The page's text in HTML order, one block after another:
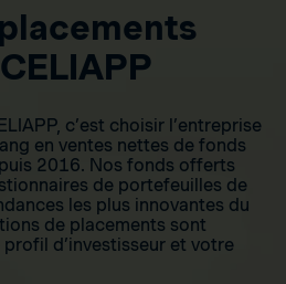
c’est choisir l’entreprise
en ventes nettes de fonds
2016. Nos fonds offerts
de portefeuilles de
les plus innovantes du
de placements sont
d’investisseur et votre